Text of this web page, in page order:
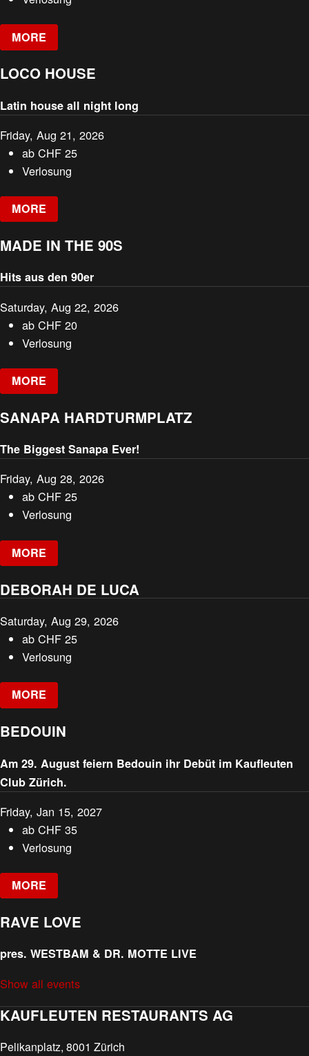
MORE
LOCO HOUSE
Latin house all night long
Friday, Aug 21, 2026
abCHF 25
Verlosung
MORE
MADE IN THE 90S
Hits aus den 90er
Saturday, Aug 22, 2026
abCHF 20
Verlosung
MORE
SANAPA HARDTURMPLATZ
The Biggest Sanapa Ever!
Friday, Aug 28, 2026
abCHF 25
Verlosung
MORE
DEBORAH DE LUCA
Saturday, Aug 29, 2026
abCHF 25
Verlosung
MORE
BEDOUIN
Am 29. August feiern Bedouin ihr Debüt im Kaufleuten
Club Zürich.
Friday, Jan 15, 2027
abCHF 35
Verlosung
MORE
RAVE LOVE
pres. WESTBAM & DR. MOTTE LIVE
Show all events
KAUFLEUTEN RESTAURANTS AG
Pelikanplatz, 8001 Zürich